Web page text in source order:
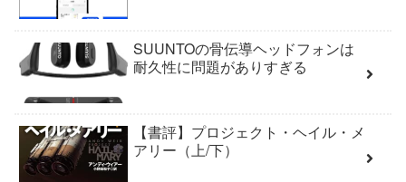
SUUNTOの骨伝導ヘッドフォンは
耐久性に問題がありすぎる
【書評】プロジェクト・ヘイル・メ
アリー（上/下）